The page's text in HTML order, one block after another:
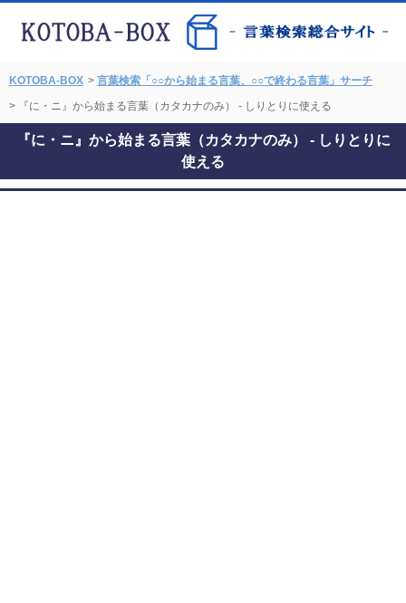
KOTOBA-BOX > 言葉検索「○○から始まる言葉、○○で終わる言葉」サーチ
> 『に・ニ』から始まる言葉（カタカナのみ） - しりとりに使える
『に・ニ』から始まる言葉（カタカナのみ） - しりとりに
使える